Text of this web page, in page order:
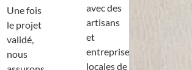
Une fois
le projet
validé,
nous
avec des
artisans
et
entreprises
locales de